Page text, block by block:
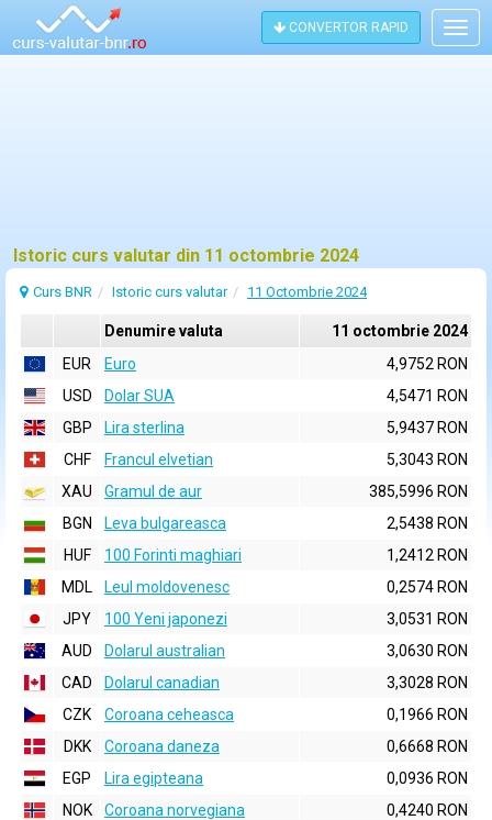
CONVERTOR RAPID
Istoric curs valutar din 11 octombrie 2024
Curs BNR Istoric curs valutar 11 Octombrie 2024
Denumire valuta
11 octombrie 2024
EUR
Euro
4,9752 RON
USD
Dolar SUA
4,5471 RON
GBP
Lira sterlina
5,9437 RON
CHF
Francul elvetian
5,3043 RON
XAU
Gramul de aur
385,5996 RON
BGN
Leva bulgareasca
2,5438 RON
HUF
100 Forinti maghiari
1,2412 RON
MDL
Leul moldovenesc
0,2574 RON
JPY
100 Yeni japonezi
3,0531 RON
AUD
Dolarul australian
3,0630 RON
CAD
Dolarul canadian
3,3028 RON
CZK
Coroana ceheasca
0,1966 RON
DKK
Coroana daneza
0,6668 RON
EGP
Lira egipteana
0,0936 RON
NOK
Coroana norvegiana
0,4240 RON